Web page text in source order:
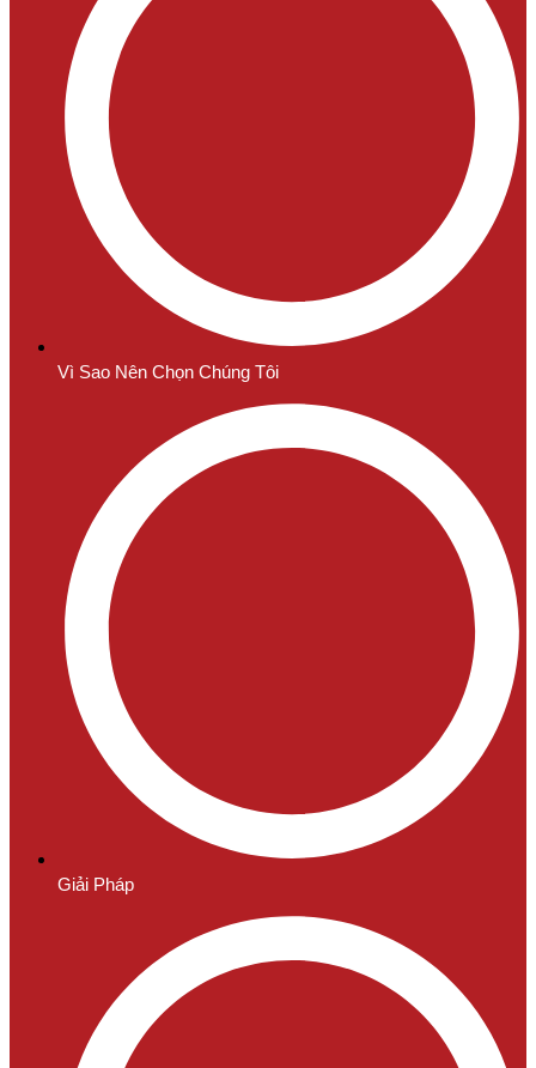
Vì Sao Nên Chọn Chúng Tôi
Giải Pháp